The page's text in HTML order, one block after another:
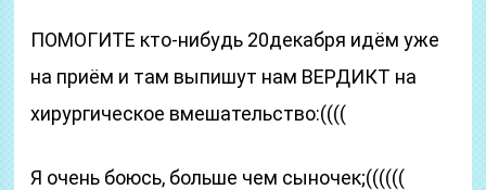
ПОМОГИТЕ кто-нибудь 20декабря идём уже
на приём и там выпишут нам ВЕРДИКТ на
хирургическое вмешательство:((((
Я очень боюсь, больше чем сыночек;((((((